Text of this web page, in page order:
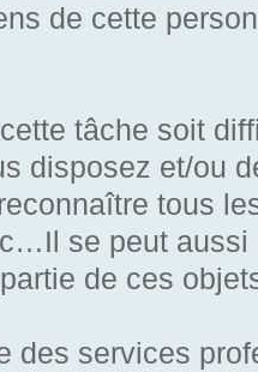
de cette
tâche soit
disposez et/ou
tous
se peut aussi
de ces
des services